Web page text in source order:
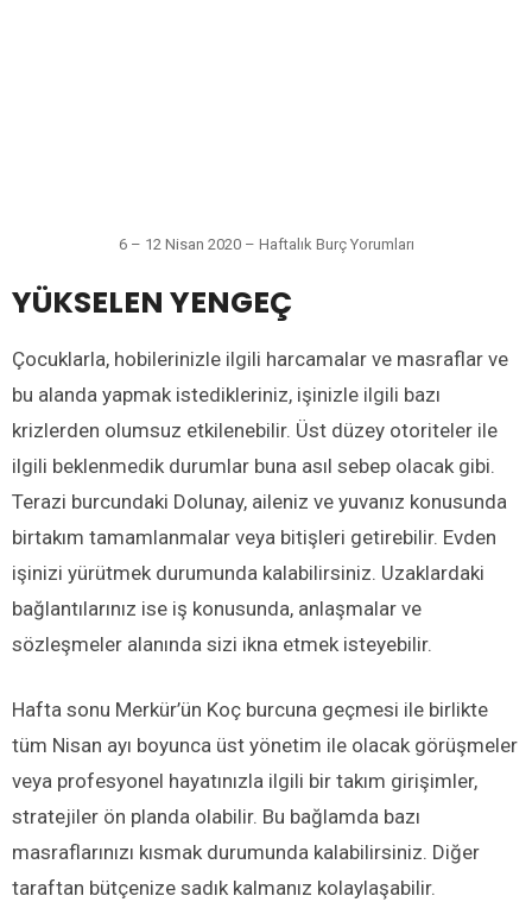
6 – 12 Nisan 2020 – Haftalık Burç Yorumları
YÜKSELEN YENGEÇ
Çocuklarla, hobilerinizle ilgili harcamalar ve masraflar ve
bu alanda yapmak istedikleriniz, işinizle ilgili bazı
krizlerden olumsuz etkilenebilir. Üst düzey otoriteler ile
ilgili beklenmedik durumlar buna asıl sebep olacak gibi.
Terazi burcundaki Dolunay, aileniz ve yuvanız konusunda
birtakım tamamlanmalar veya bitişleri getirebilir. Evden
işinizi yürütmek durumunda kalabilirsiniz. Uzaklardaki
bağlantılarınız ise iş konusunda, anlaşmalar ve
sözleşmeler alanında sizi ikna etmek isteyebilir.
Hafta sonu Merkür’ün Koç burcuna geçmesi ile birlikte
tüm Nisan ayı boyunca üst yönetim ile olacak görüşmeler
veya profesyonel hayatınızla ilgili bir takım girişimler,
stratejiler ön planda olabilir. Bu bağlamda bazı
masraflarınızı kısmak durumunda kalabilirsiniz. Diğer
taraftan bütçenize sadık kalmanız kolaylaşabilir.